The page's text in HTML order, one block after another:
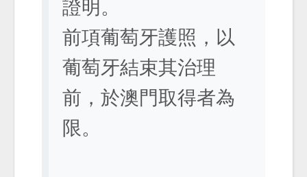
證明。
前項葡萄牙護照，以
葡萄牙結束其治理
前，於澳門取得者為
限。